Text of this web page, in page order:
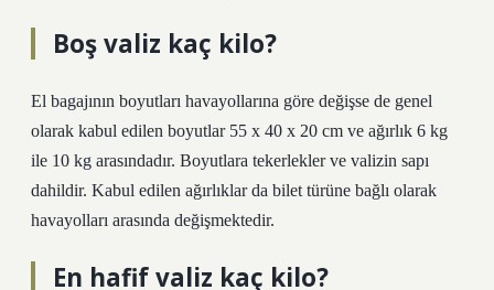
Boş valiz kaç kilo?
El bagajının boyutları havayollarına göre değişse de genel
olarak kabul edilen boyutlar 55 x 40 x 20 cm ve ağırlık 6 kg
ile 10 kg arasındadır. Boyutlara tekerlekler ve valizin sapı
dahildir. Kabul edilen ağırlıklar da bilet türüne bağlı olarak
havayolları arasında değişmektedir.
En hafif valiz kaç kilo?